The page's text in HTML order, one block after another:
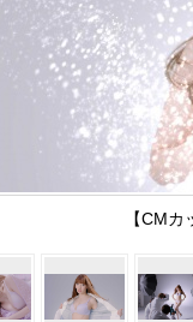
【CM